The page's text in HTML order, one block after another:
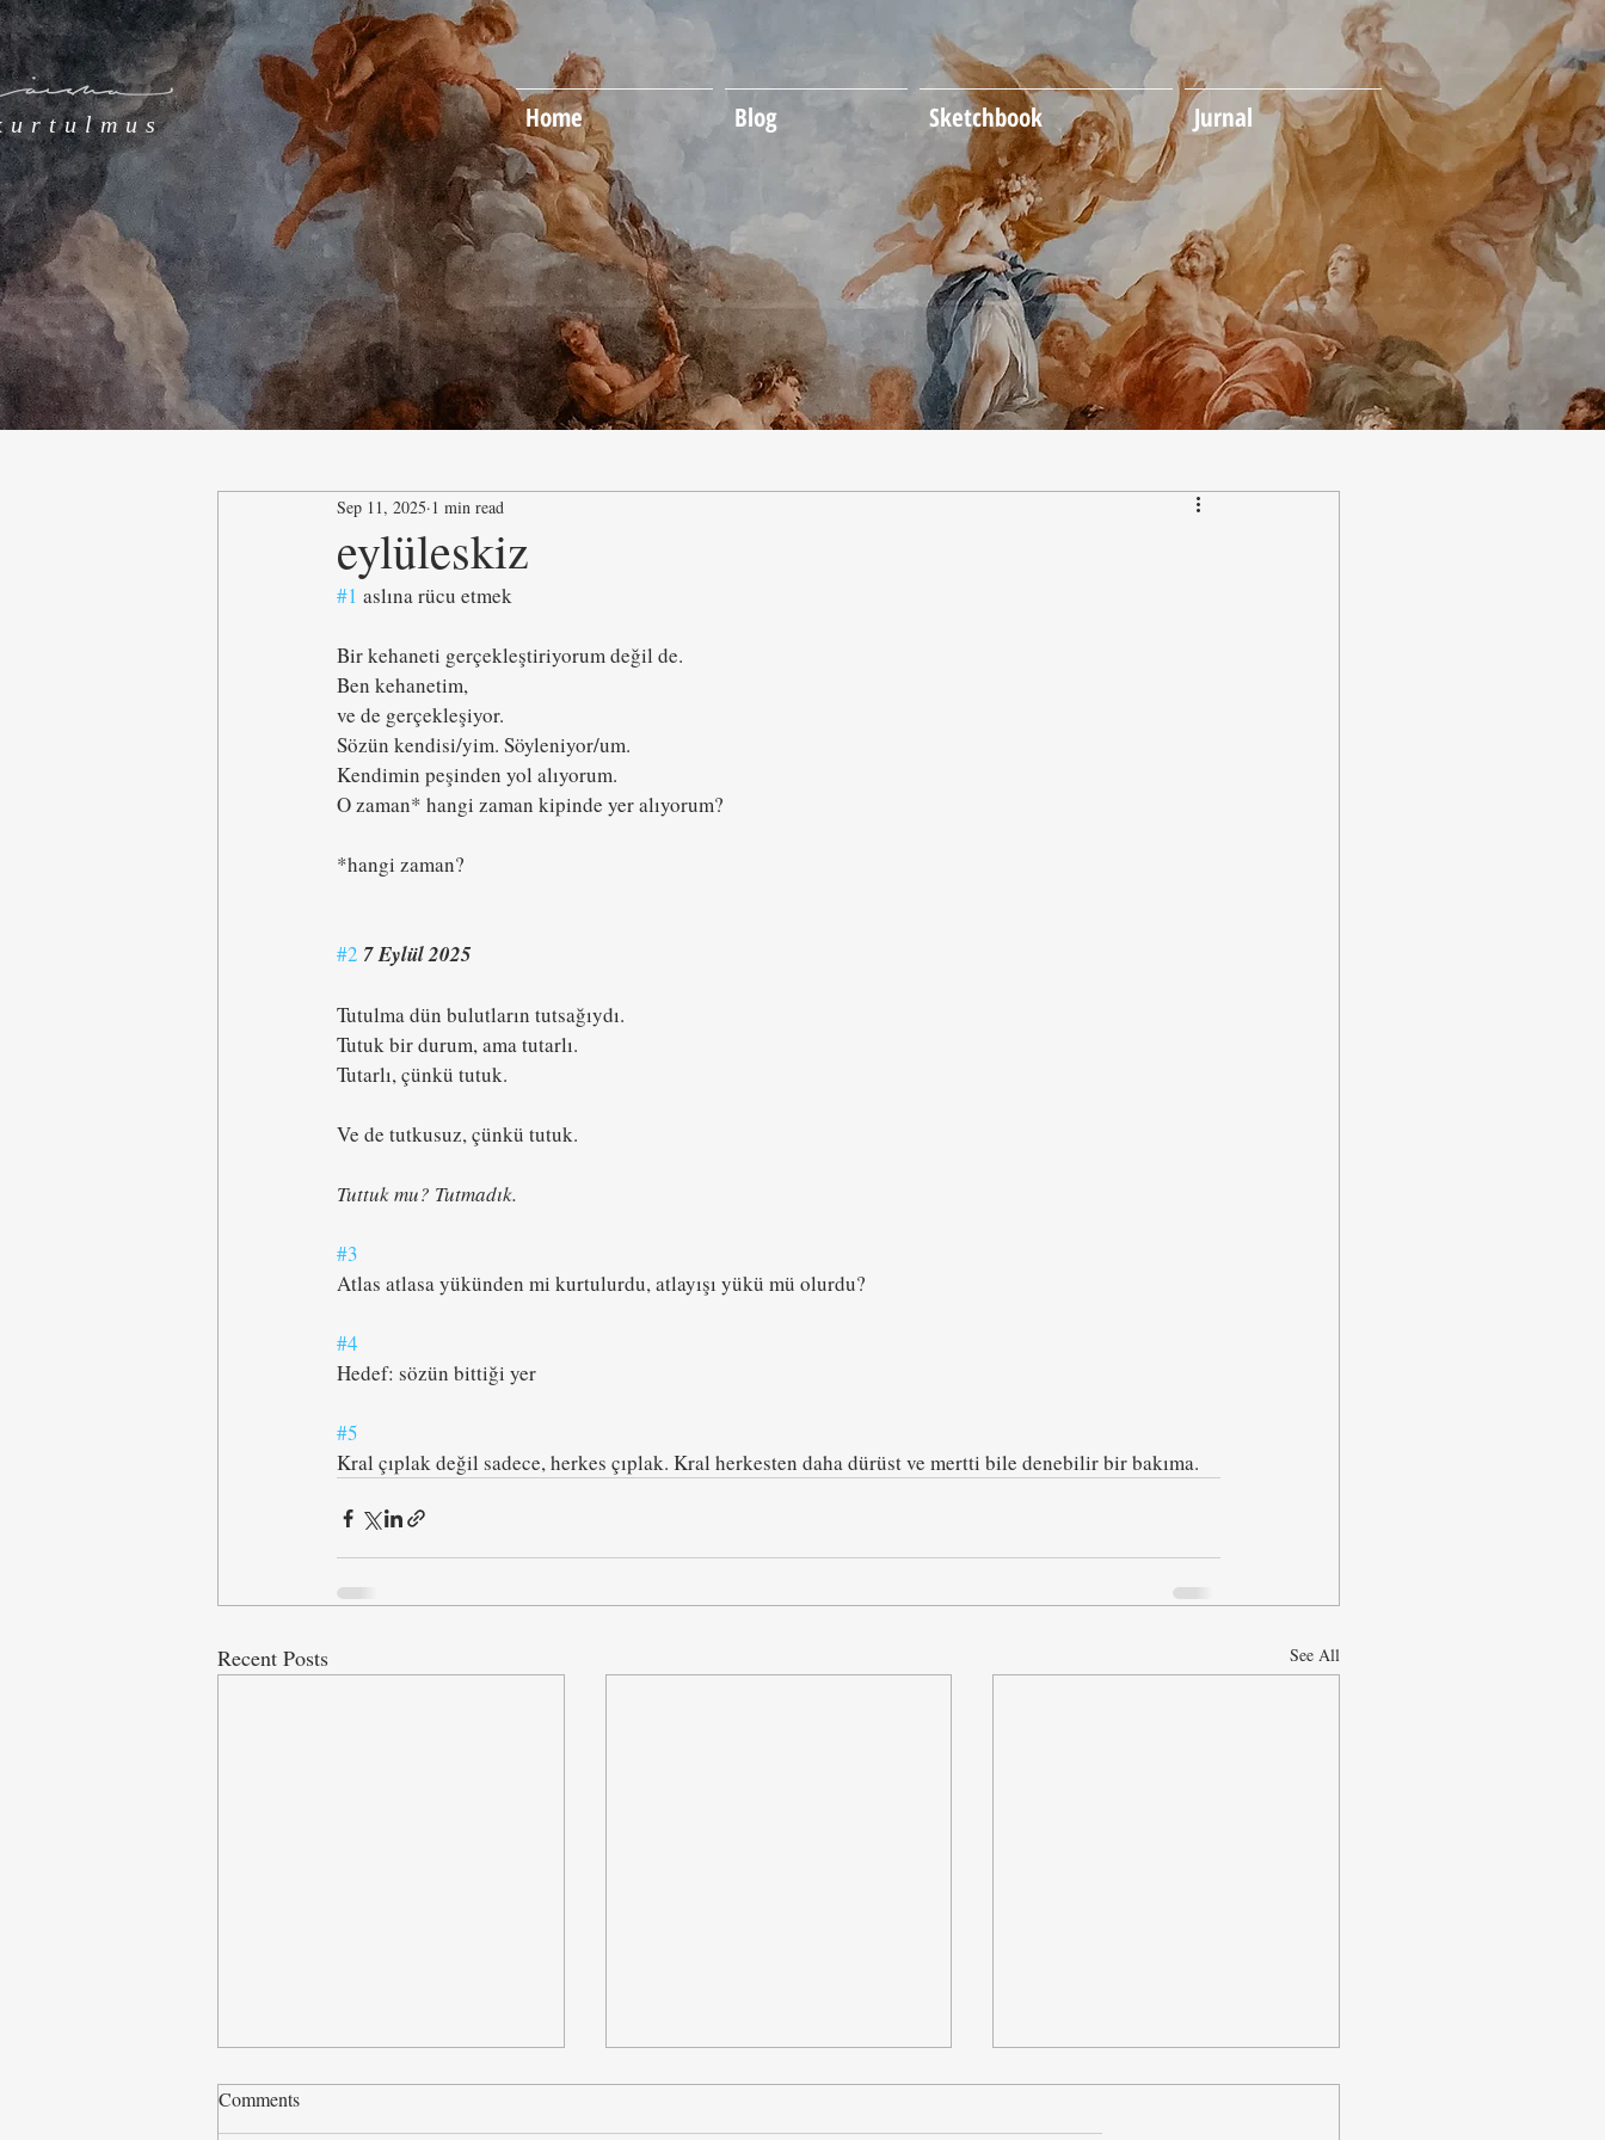
Home Blog Sketchbook Jurnal
eylüleskiz
Sep 11, 2025 1 min read
#1 aslına rücu etmek
Bir kehaneti gerçekleştiriyorum değil de.
Ben kehanetim,
ve de gerçekleşiyor.
Sözün kendisi/yim. Söyleniyor/um.
Kendimin peşinden yol alıyorum.
O zaman* hangi zaman kipinde yer alıyorum?
*hangi zaman?
#2 7 Eylül 2025
Tutulma dün bulutların tutsağıydı.
Tutuk bir durum, ama tutarlı.
Tutarlı, çünkü tutuk.
Ve de tutkusuz, çünkü tutuk.
Tuttuk mu? Tutmadık.
#3
Atlas atlasa yükünden mi kurtulurdu, atlayışı yükü mü olurdu?
#4
Hedef: sözün bittiği yer
#5
Kral çıplak değil sadece, herkes çıplak. Kral herkesten daha dürüst ve mertti bile denebilir bir bakıma.
Recent Posts See All
Comments